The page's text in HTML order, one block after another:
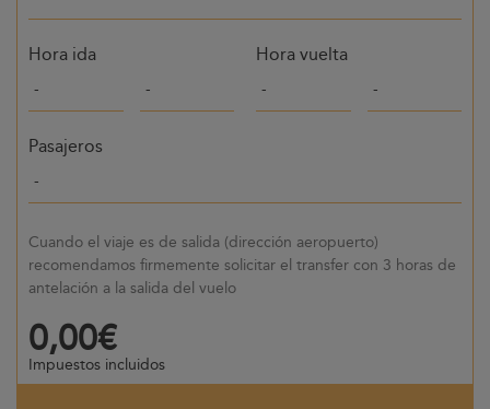
Hora ida Hora vuelta
Pasajeros
Cuando el viaje es de salida (dirección aeropuerto)
recomendamos firmemente solicitar el transfer con 3 horas de
antelación a la salida del vuelo
0,00€
Impuestos incluidos